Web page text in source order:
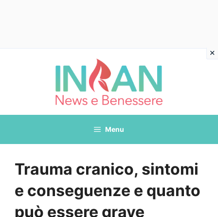
Menu
Trauma cranico, sintomi
e conseguenze e quanto
può essere grave